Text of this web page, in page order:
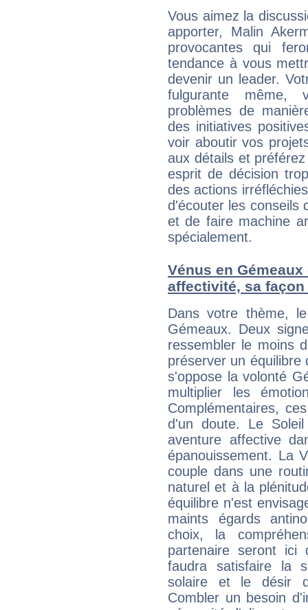
Vous aimez la
apporter, Malin
provocantes qui
tendance à vous
devenir un leader.
fulgurante même,
problèmes de
des initiatives
voir aboutir vos
aux détails et
esprit de décision
des actions
d'écouter les conseils
et de faire machine
spécialement.
Vénus en
affectivité, sa
Dans votre thème,
Gémeaux. Deux
ressembler le moins
préserver un équilibre
s'oppose la volonté
multiplier les
Complémentaires,
d'un doute. Le Soleil
aventure affective
épanouissement. La
couple dans une
naturel et à la
équilibre n'est
maints égards
choix, la
partenaire seront ici
faudra satisfaire la
solaire et le désir
Combler un besoin